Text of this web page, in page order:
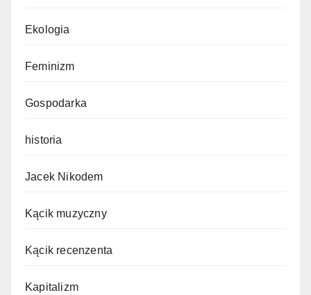
Ekologia
Feminizm
Gospodarka
historia
Jacek Nikodem
Kącik muzyczny
Kącik recenzenta
Kapitalizm